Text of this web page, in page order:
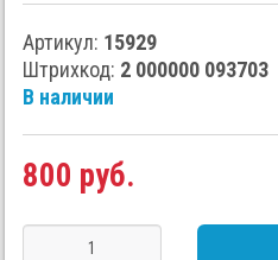
Артикул: 15929
Штрихкод: 2 000000 093703
В наличии
800 руб.